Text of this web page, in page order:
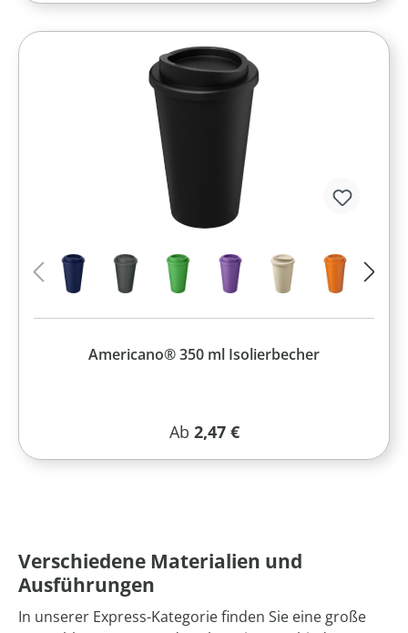
Americano® 350 ml Isolierbecher
Regulärer Preis:
Ab 2,47 €
Verschiedene Materialien und
Ausführungen
In unserer Express-Kategorie finden Sie eine große